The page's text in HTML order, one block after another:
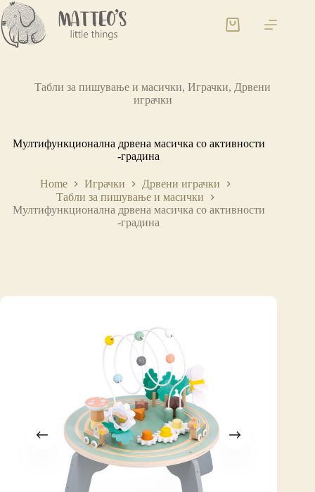
Табли за пишување и масички,Играчки, Дрвени
играчки
Мултифункционална дрвена масичка со активности
-градина
Home Играчки
Дрвени играчки
Табли за пишување и масички
Мултифункционална дрвена масичка со активности
-градина